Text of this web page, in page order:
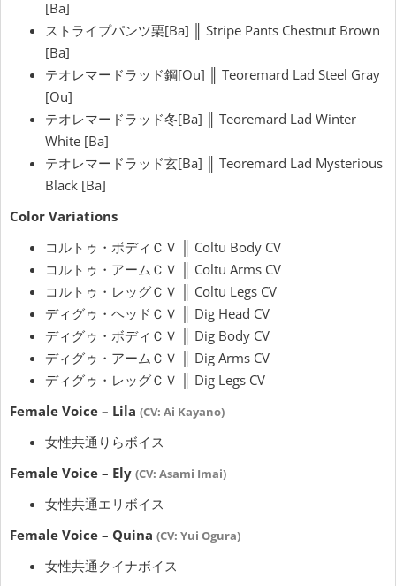
[Ba]
ストライプパンツ栗[Ba] ║ Stripe Pants Chestnut Brown
[Ba]
テオレマードラッド鋼[Ou] ║ Teoremard Lad Steel Gray
[Ou]
テオレマードラッド冬[Ba] ║ Teoremard Lad Winter
White [Ba]
テオレマードラッド玄[Ba] ║ Teoremard Lad Mysterious
Black [Ba]
Color Variations
コルトゥ・ボディＣＶ ║ Coltu Body CV
コルトゥ・アームＣＶ ║ Coltu Arms CV
コルトゥ・レッグＣＶ ║ Coltu Legs CV
ディグゥ・ヘッドＣＶ ║ Dig Head CV
ディグゥ・ボディＣＶ ║ Dig Body CV
ディグゥ・アームＣＶ ║ Dig Arms CV
ディグゥ・レッグＣＶ ║ Dig Legs CV
Female Voice – Lila (CV: Ai Kayano)
女性共通りらボイス
Female Voice – Ely (CV: Asami Imai)
女性共通エリボイス
Female Voice – Quina (CV: Yui Ogura)
女性共通クイナボイス